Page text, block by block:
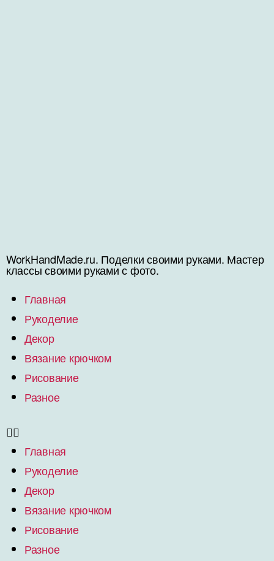
WorkHandMade.ru. Поделки своими руками. Мастер
классы своими руками с фото.
Главная
Рукоделие
Декор
Вязание крючком
Рисование
Разное
Главная
Рукоделие
Декор
Вязание крючком
Рисование
Разное